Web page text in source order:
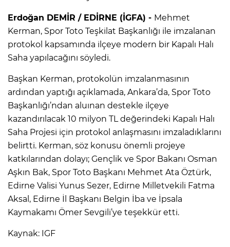
Erdoğan DEMİR / EDİRNE (İGFA) - Mehmet
Kerman, Spor Toto Teşkilat Başkanlığı ile imzalanan
protokol kapsamında ilçeye modern bir Kapalı Halı
Saha yapılacağını söyledi.
Başkan Kerman, protokolün imzalanmasının
ardından yaptığı açıklamada, Ankara’da, Spor Toto
Başkanlığı’ndan aluınan destekle ilçeye
kazandırılacak 10 milyon TL değerindeki Kapalı Halı
Saha Projesi için protokol anlaşmasını imzaladıklarını
belirtti. Kerman, söz konusu önemli projeye
katkılarından dolayı; Gençlik ve Spor Bakanı Osman
Aşkın Bak, Spor Toto Başkanı Mehmet Ata Öztürk,
Edirne Valisi Yunus Sezer, Edirne Milletvekili Fatma
Aksal, Edirne İl Başkanı Belgin İba ve İpsala
Kaymakamı Ömer Sevgili’ye teşekkür etti.
Kaynak: IGF